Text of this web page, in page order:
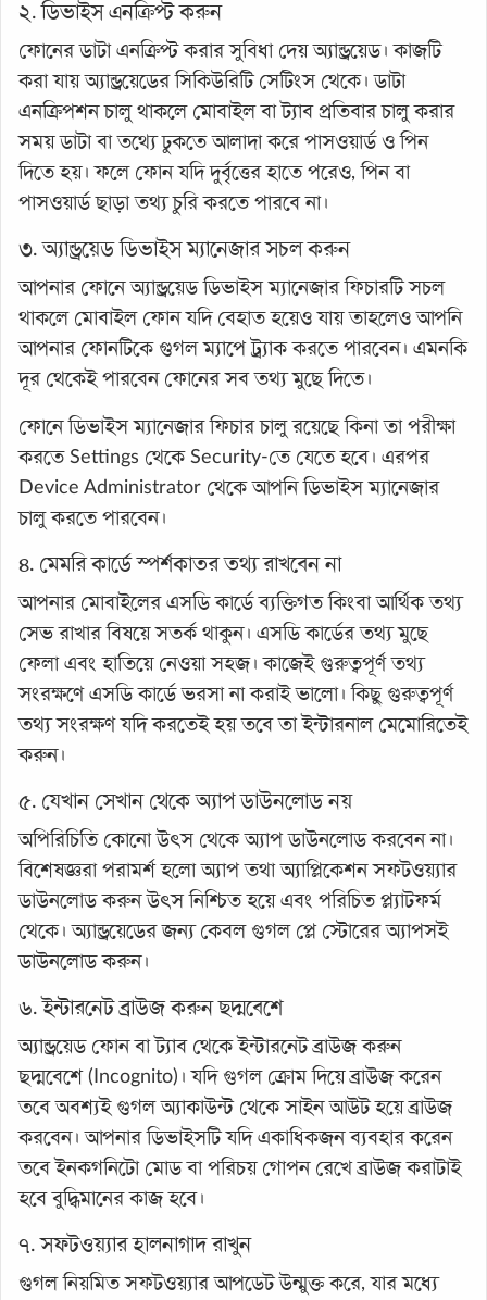
২. ডিভাইস এনক্রিপ্ট করুন
ফোনের ডাটা এনক্রিপ্ট করার সুবিধা দেয় অ্যান্ড্রয়েড। কাজটি
করা যায় অ্যান্ড্রয়েডের সিকিউরিটি সেটিংস থেকে। ডাটা
এনক্রিপশন চালু থাকলে মোবাইল বা ট্যাব প্রতিবার চালু করার
সময় ডাটা বা তথ্যে ঢুকতে আলাদা করে পাসওয়ার্ড ও পিন
দিতে হয়। ফলে ফোন যদি দুর্বৃত্তের হাতে পরেও, পিন বা
পাসওয়ার্ড ছাড়া তথ্য চুরি করতে পারবে না।
৩. অ্যান্ড্রয়েড ডিভাইস ম্যানেজার সচল করুন
আপনার ফোনে অ্যান্ড্রয়েড ডিভাইস ম্যানেজার ফিচারটি সচল
থাকলে মোবাইল ফোন যদি বেহাত হয়েও যায় তাহলেও আপনি
আপনার ফোনটিকে গুগল ম্যাপে ট্র্যাক করতে পারবেন। এমনকি
দূর থেকেই পারবেন ফোনের সব তথ্য মুছে দিতে।
ফোনে ডিভাইস ম্যানেজার ফিচার চালু রয়েছে কিনা তা পরীক্ষা
করতে Settings থেকে Security-তে যেতে হবে। এরপর
Device Administrator থেকে আপনি ডিভাইস ম্যানেজার
চালু করতে পারবেন।
৪. মেমরি কার্ডে স্পর্শকাতর তথ্য রাখবেন না
আপনার মোবাইলের এসডি কার্ডে ব্যক্তিগত কিংবা আর্থিক তথ্য
সেভ রাখার বিষয়ে সতর্ক থাকুন। এসডি কার্ডের তথ্য মুছে
ফেলা এবং হাতিয়ে নেওয়া সহজ। কাজেই গুরুত্বপূর্ণ তথ্য
সংরক্ষণে এসডি কার্ডে ভরসা না করাই ভালো। কিছু গুরুত্বপূর্ণ
তথ্য সংরক্ষণ যদি করতেই হয় তবে তা ইন্টারনাল মেমোরিতেই
করুন।
৫. যেখান সেখান থেকে অ্যাপ ডাউনলোড নয়
অপিরিচিতি কোনো উৎস থেকে অ্যাপ ডাউনলোড করবেন না।
বিশেষজ্ঞরা পরামর্শ হলো অ্যাপ তথা অ্যাপ্লিকেশন সফটওয়্যার
ডাউনলোড করুন উৎস নিশ্চিত হয়ে এবং পরিচিত প্ল্যাটফর্ম
থেকে। অ্যান্ড্রয়েডের জন্য কেবল গুগল প্লে স্টোরের অ্যাপসই
ডাউনলোড করুন।
৬. ইন্টারনেট ব্রাউজ করুন ছদ্মবেশে
অ্যান্ড্রয়েড ফোন বা ট্যাব থেকে ইন্টারনেট ব্রাউজ করুন
ছদ্মবেশে (Incognito)। যদি গুগল ক্রোম দিয়ে ব্রাউজ করেন
তবে অবশ্যই গুগল অ্যাকাউন্ট থেকে সাইন আউট হয়ে ব্রাউজ
করবেন। আপনার ডিভাইসটি যদি একাধিকজন ব্যবহার করেন
তবে ইনকগনিটো মোড বা পরিচয় গোপন রেখে ব্রাউজ করাটাই
হবে বুদ্ধিমানের কাজ হবে।
৭. সফটওয়্যার হালনাগাদ রাখুন
গুগল নিয়মিত সফটওয়্যার আপডেট উন্মুক্ত করে, যার মধ্যে